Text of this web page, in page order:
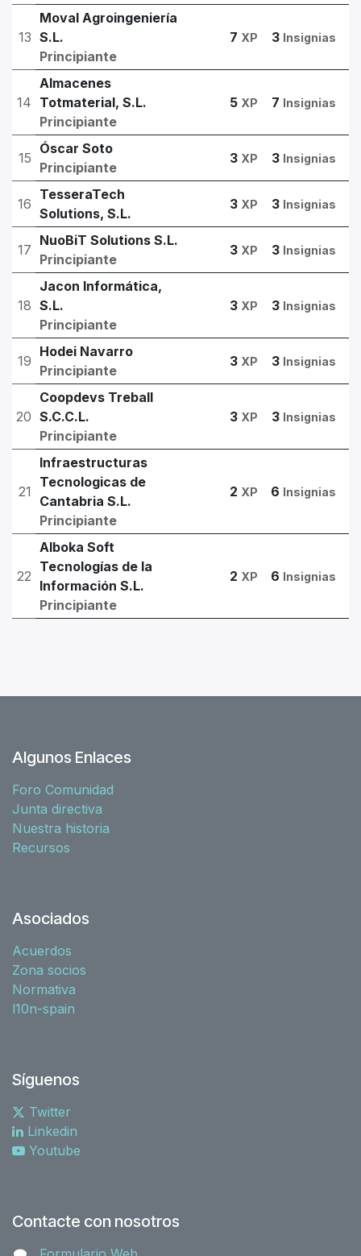
13
Moval Agroingeniería
S.L.
Principiante
7 XP 3 Insignias
14
Almacenes
Totmaterial, S.L.
Principiante
5 XP 7 Insignias
15
Óscar Soto
Principiante
3 XP 3 Insignias
16
TesseraTech
Solutions, S.L.
3 XP 3 Insignias
17
NuoBiT Solutions S.L.
Principiante
3 XP 3 Insignias
18
Jacon Informática,
S.L.
Principiante
3 XP 3 Insignias
19
Hodei Navarro
Principiante
3 XP 3 Insignias
20
Coopdevs Treball
S.C.C.L.
Principiante
3 XP 3 Insignias
21
Infraestructuras
Tecnologicas de
Cantabria S.L.
Principiante
2 XP 6 Insignias
22
Alboka Soft
Tecnologías de la
Información S.L.
Principiante
2 XP 6 Insignias
Algunos Enlaces
Foro Comunidad
Junta directiva
Nuestra historia
Recursos
Asociados
Acuerdos
Zona socios
Normativa
l10n-spain
Síguenos
Twitter
Linkedin
Youtube
Contacte con nosotros